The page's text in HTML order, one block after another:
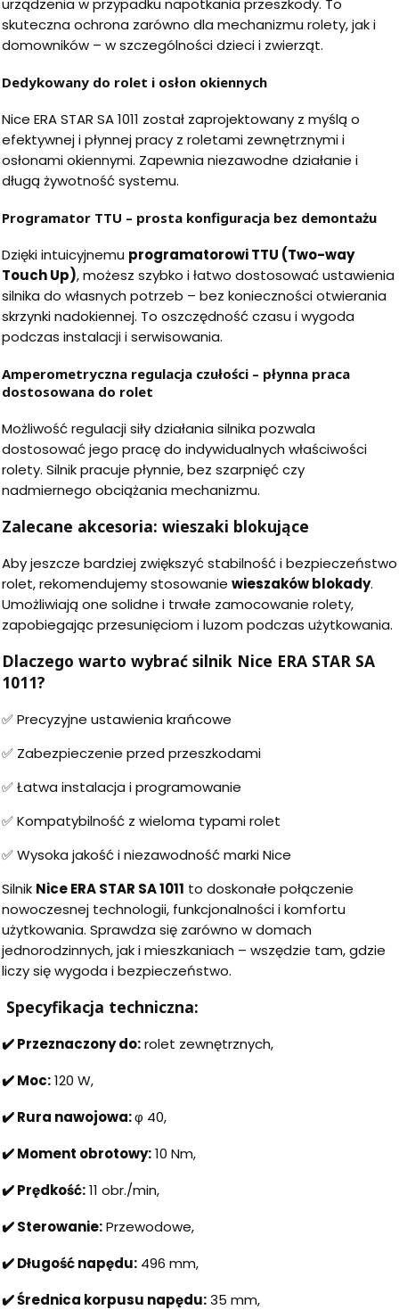
urządzenia w przypadku napotkania przeszkody. To
skuteczna ochrona zarówno dla mechanizmu rolety, jak i
domowników – w szczególności dzieci i zwierząt.
Dedykowany do rolet i osłon okiennych
Nice ERA STAR SA 1011 został zaprojektowany z myślą o
efektywnej i płynnej pracy z roletami zewnętrznymi i
osłonami okiennymi. Zapewnia niezawodne działanie i
długą żywotność systemu.
Programator TTU – prosta konfiguracja bez demontażu
Dzięki intuicyjnemu programatorowi TTU (Two-way
Touch Up), możesz szybko i łatwo dostosować ustawienia
silnika do własnych potrzeb – bez konieczności otwierania
skrzynki nadokiennej. To oszczędność czasu i wygoda
podczas instalacji i serwisowania.
Amperometryczna regulacja czułości – płynna praca
dostosowana do rolet
Możliwość regulacji siły działania silnika pozwala
dostosować jego pracę do indywidualnych właściwości
rolety. Silnik pracuje płynnie, bez szarpnięć czy
nadmiernego obciążania mechanizmu.
Zalecane akcesoria: wieszaki blokujące
Aby jeszcze bardziej zwiększyć stabilność i bezpieczeństwo
rolet, rekomendujemy stosowanie wieszaków blokady.
Umożliwiają one solidne i trwałe zamocowanie rolety,
zapobiegając przesunięciom i luzom podczas użytkowania.
Dlaczego warto wybrać silnik Nice ERA STAR SA
1011?
✅ Precyzyjne ustawienia krańcowe
✅ Zabezpieczenie przed przeszkodami
✅ Łatwa instalacja i programowanie
✅ Kompatybilność z wieloma typami rolet
✅ Wysoka jakość i niezawodność marki Nice
Silnik Nice ERA STAR SA 1011 to doskonałe połączenie
nowoczesnej technologii, funkcjonalności i komfortu
użytkowania. Sprawdza się zarówno w domach
jednorodzinnych, jak i mieszkaniach – wszędzie tam, gdzie
liczy się wygoda i bezpieczeństwo.
Specyfikacja techniczna:
✔️ Przeznaczony do:rolet zewnętrznych,
✔️ Moc:120 W,
✔️ Rura nawojowa:φ 40,
✔️ Moment obrotowy:10 Nm,
✔️ Prędkość:11 obr./min,
✔️ Sterowanie:Przewodowe,
✔️ Długość napędu: 496 mm,
✔️ Średnica korpusu napędu:35 mm,